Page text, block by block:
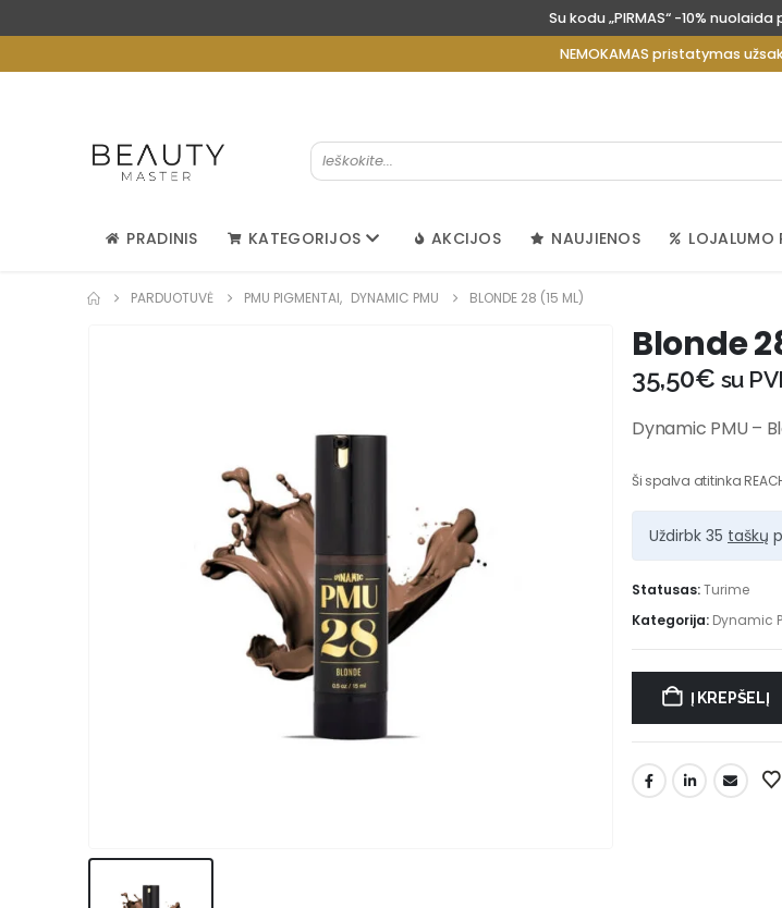
Su kodu „PIRMAS“ -10%
NEMOKAMAS pristatymas
PRADINIS KATEGORIJOS AKCIJOS NAUJIENOS LOJALUMO
PARDUOTUVĖ PMU PIGMENTAI, DYNAMIC PMU BLONDE 28 (15 ML)
Blonde
35,50€ su
Dynamic PMU –
Ši spalva atitinka
Uždirbk 35 taškų
Statusas:Turime
Kategorija: Dynamic
Į KREPŠELĮ